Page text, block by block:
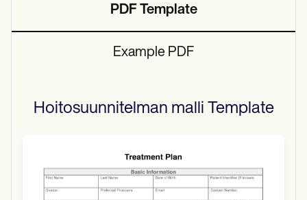
PDF Template
Example PDF
Hoitosuunnitelman malli Template